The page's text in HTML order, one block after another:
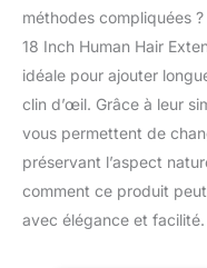
méthodes compliquées
18 Inch Human Hair
idéale pour ajouter
clin d’œil. Grâce à leur
vous permettent de
préservant l’aspect
comment ce produit
avec élégance et facilité.